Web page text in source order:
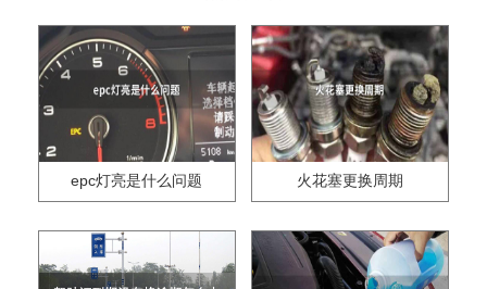
epc灯亮是什么问题 火花塞更换周期